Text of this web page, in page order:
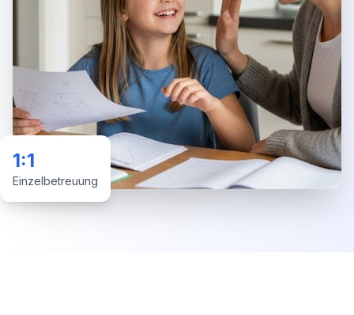
1:1
Einzelbetreuung